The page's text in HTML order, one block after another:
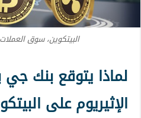
البيتكوين، سوق
لماذا يتوقع بنك
الإثيريوم على